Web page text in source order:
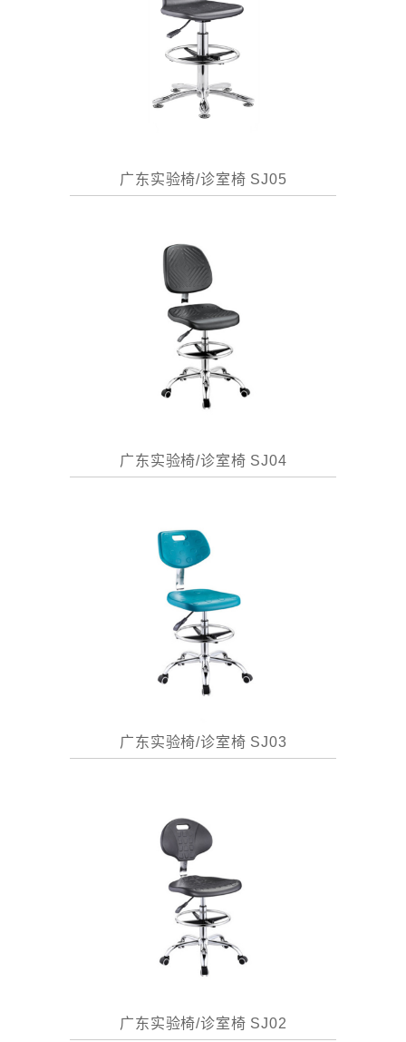
广东实验椅/诊室椅 SJ05
广东实验椅/诊室椅 SJ04
广东实验椅/诊室椅 SJ03
广东实验椅/诊室椅 SJ02